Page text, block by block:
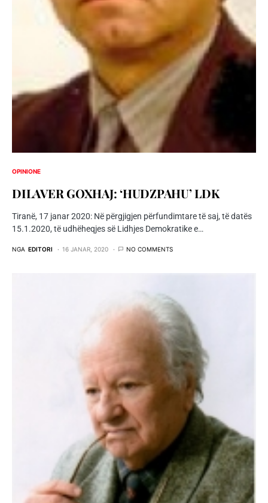
OPINIONE
DILAVER GOXHAJ: ‘HUDZPAHU’ LDK
Tiranë, 17 janar 2020: Në përgjigjen përfundimtare të saj, të datës
15.1.2020, të udhëheqjes së Lidhjes Demokratike e…
NGA EDITORI 16 JANAR, 2020 NO COMMENTS